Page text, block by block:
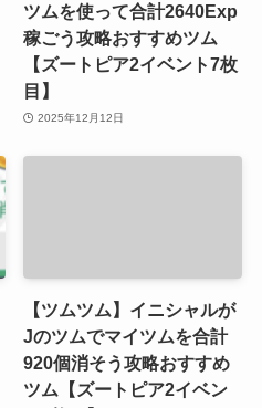
ツムを使って合計2640Exp
稼ごう攻略おすすめツム
【ズートピア2イベント7枚
目】
2025年12月12日
【ツムツム】イニシャルが
Jのツムでマイツムを合計
920個消そう攻略おすすめ
ツム【ズートピア2イベン